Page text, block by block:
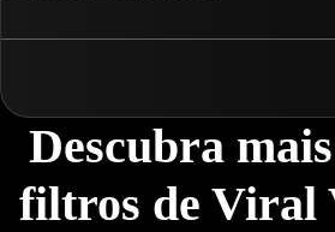
Descubra
filtros de Viral